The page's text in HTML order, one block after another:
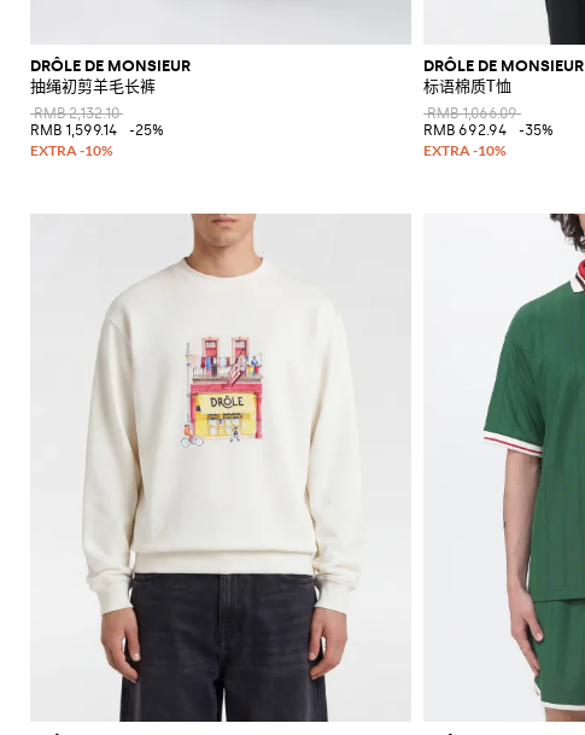
DRÔLE DE MONSIEUR
抽绳初剪羊毛长裤
RMB 2,132.10
RMB 1,599.14
-25%
DRÔLE DE MONSIEUR
标语棉质T恤
RMB 1,066.09
RMB 692.94
-35%